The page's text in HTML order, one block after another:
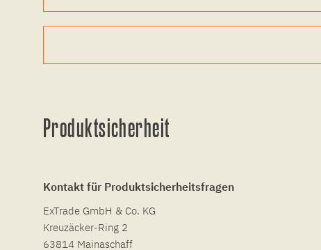
Produktsicherheit
Kontakt für Produktsicherheitsfragen
ExTrade GmbH & Co. KG
Kreuzäcker-Ring 2
63814 Mainaschaff